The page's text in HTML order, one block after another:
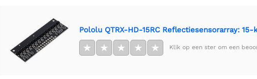
Pololu QTRX-HD-15RC Reflectiesensorarray:
★ ★ ★ ★ ★ Klik op een ster om een